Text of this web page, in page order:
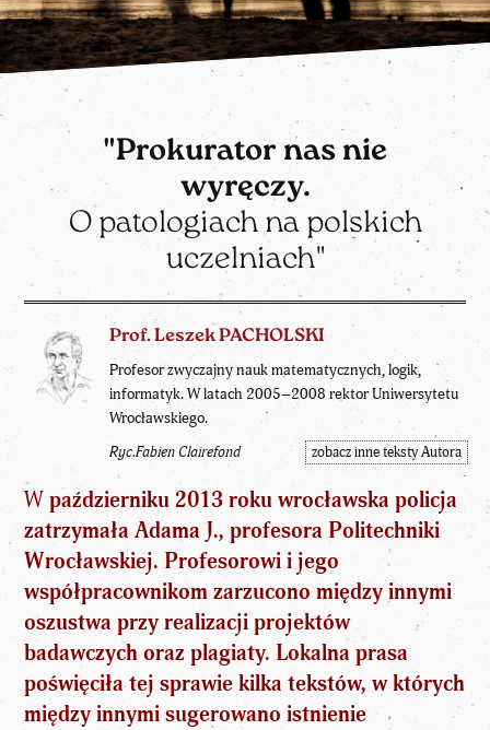
"Prokurator nas nie
wyręczy.
O patologiach na polskich
uczelniach"
Prof. Leszek PACHOLSKI
Profesor zwyczajny nauk matematycznych, logik,
informatyk. W latach 2005–2008 rektor Uniwersytetu
Wrocławskiego.
Ryc.Fabien Clairefond zobacz inne teksty Autora
W październiku 2013 roku wrocławska policja
zatrzymała Adama J., profesora Politechniki
Wrocławskiej. Profesorowi i jego
współpracownikom zarzucono między innymi
oszustwa przy realizacji projektów
badawczych oraz plagiaty. Lokalna prasa
poświęciła tej sprawie kilka tekstów, w których
między innymi sugerowano istnienie